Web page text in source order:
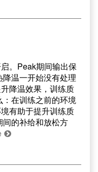
。Peak期间输出保
温一开始没有处理
降温效果，训练质
在训练之前的环境
有助于提升训练质
的补给和放松方